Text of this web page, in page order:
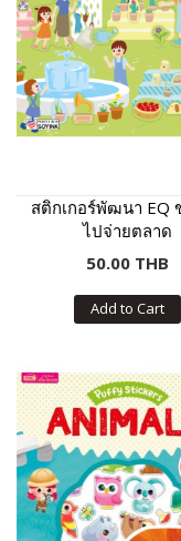
สติกเกอร์พัฒนา EQ
ไปจ่ายตลาด
50.00 THB
Add to Cart